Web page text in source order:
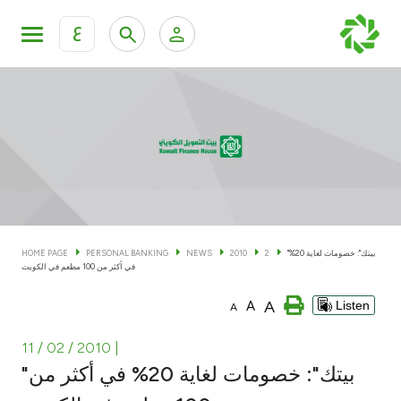
ع
KFH Online Corporate Banking Services
Cards
Banking Tiers
Investment
HOME PAGE PERSONAL BANKING NEWS 2010 2
"بيتك": خصومات لغاية 20%
في أكثر من 100 مطعم في الكويت
A A A Listen
11 / 02 / 2010
"بيتك": خصومات لغاية 20% في أكثر من